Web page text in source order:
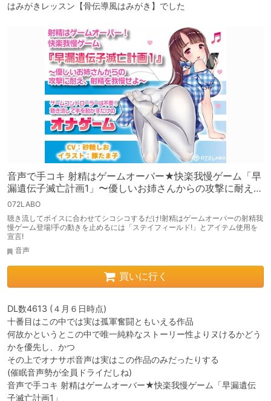
はみがきレッスン【骨伝導風はみがき】でした
音声で手コキ 射精はゲームオーバー★快楽我慢ゲーム「早
漏遺伝子滅亡計画1」〜優しいお姉さんからの攻撃に耐え、
射精を我慢せよ〜
072LABO
聴き流してボイスに合わせてシコシコするだけ!射精はゲームオーバーの射精我
慢ゲーム登場!手の動きを止めるには「ステイフィールド!」とアイテム使用を
宣言!
音声
買いに行く
DL数4613 (４月６日時点)
十番目はこの中では実は孤軍奮闘ともいえる作品
何故かというとこの中で唯一純粋なストーリー性よりヌけるかどう
かを優先し、かつ
その上でオナサポ音声は実はこの作品のみだったりする
(催眠音声勢が全員ドライだしね)
音声で手コキ 射精はゲームオーバー★快楽我慢ゲーム「早漏遺伝
子滅亡計画1」